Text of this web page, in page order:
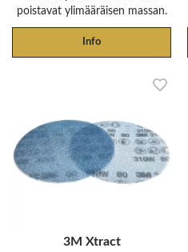
poistavat ylimääräisen massan.
Info
3M Xtract